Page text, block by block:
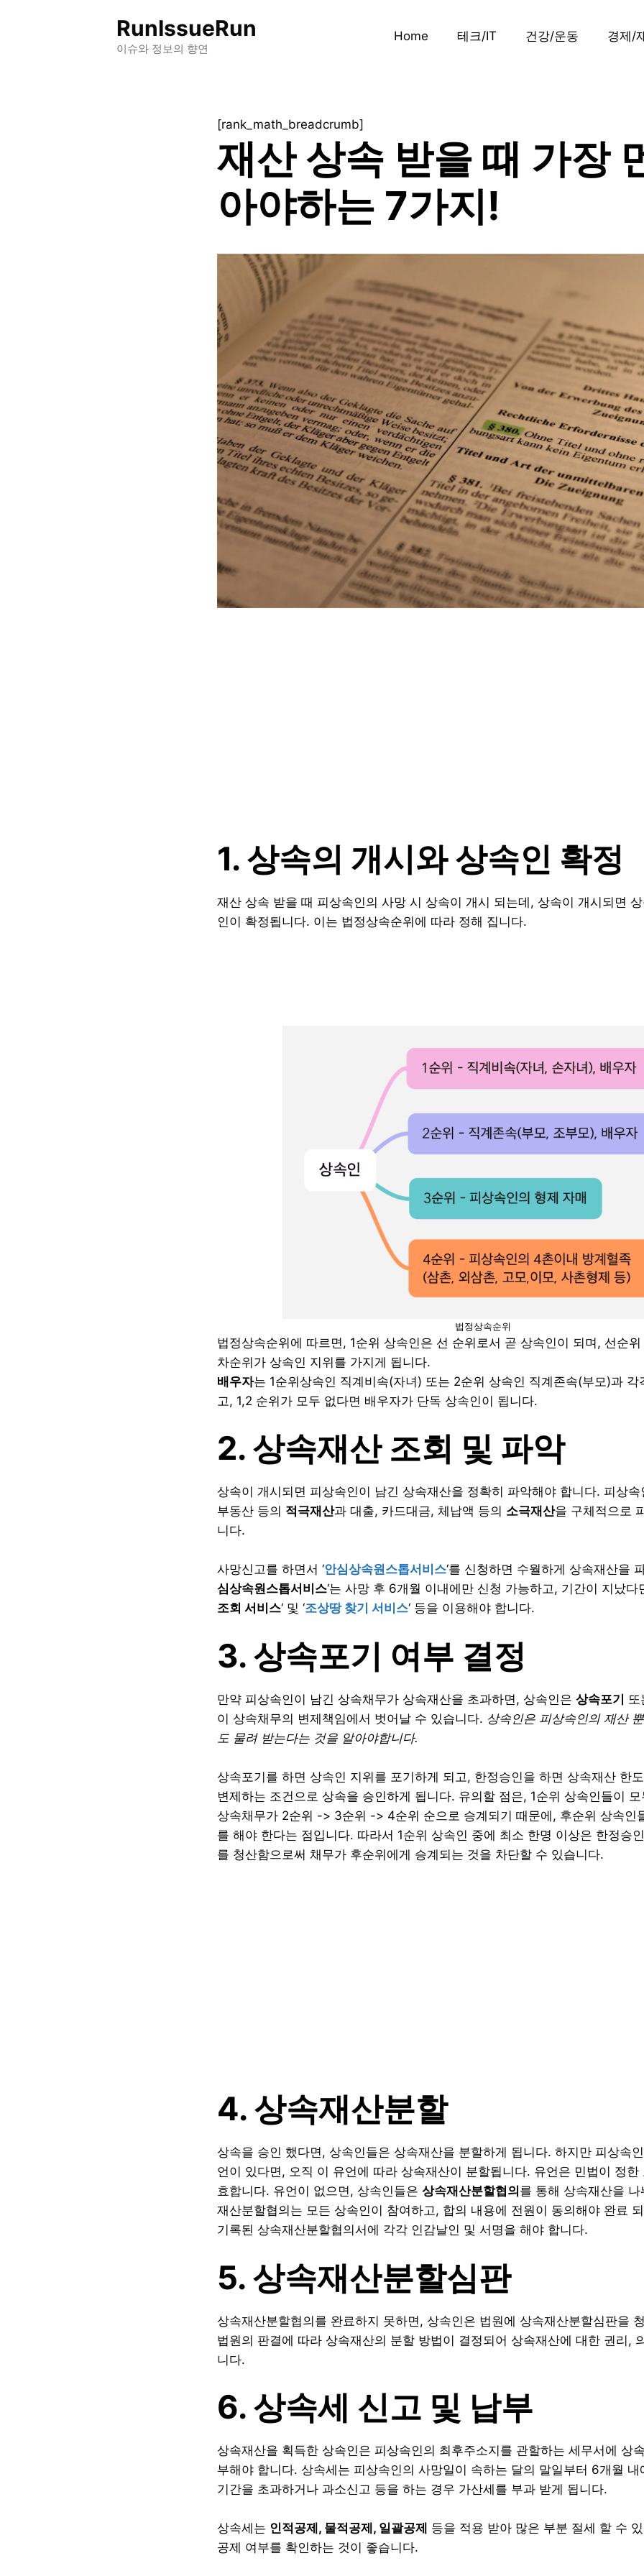
RunIssueRun
이슈와 정보의 향연
Home 테크/IT 건강/운동 경제/
[rank_math_breadcrumb]
재산 상속 받을 때 가장
아야하는 7가지!
1. 상속의 개시와 상속인 확정
재산 상속 받을 때 피상속인의 사망 시 상속이 개시 되는데, 상속이 개시되면
인이 확정됩니다. 이는 법정상속순위에 따라 정해 집니다.
법정상속순위
법정상속순위에 따르면, 1순위 상속인은 선 순위로서 곧 상속인이 되며, 선순
차순위가 상속인 지위를 가지게 됩니다.
배우자는 1순위상속인 직계비속(자녀) 또는 2순위 상속인 직계존속(부모)과 각
고, 1,2 순위가 모두 없다면 배우자가 단독 상속인이 됩니다.
2. 상속재산 조회 및 파악
상속이 개시되면 피상속인이 남긴 상속재산을 정확히 파악해야 합니다. 피상
부동산 등의 적극재산과 대출, 카드대금, 체납액 등의 소극재산을 구체적으로
니다.
사망신고를 하면서 ‘안심상속원스톱서비스‘를 신청하면 수월하게 상속재산을
심상속원스톱서비스‘는 사망 후 6개월 이내에만 신청 가능하고, 기간이 지났다
조회 서비스‘ 및 ‘조상땅 찾기 서비스‘ 등을 이용해야 합니다.
3. 상속포기 여부 결정
만약 피상속인이 남긴 상속채무가 상속재산을 초과하면, 상속인은 상속포기 또
이 상속채무의 변제책임에서 벗어날 수 있습니다. 상속인은 피상속인의 재산
도 물려 받는다는 것을 알아야합니다.
상속포기를 하면 상속인 지위를 포기하게 되고, 한정승인을 하면 상속재산 한
변제하는 조건으로 상속을 승인하게 됩니다. 유의할 점은, 1순위 상속인들이
상속채무가 2순위 -> 3순위 -> 4순위 순으로 승계되기 때문에, 후순위 상속인
를 해야 한다는 점입니다. 따라서 1순위 상속인 중에 최소 한명 이상은 한정승
를 청산함으로써 채무가 후순위에게 승계되는 것을 차단할 수 있습니다.
4. 상속재산분할
상속을 승인 했다면, 상속인들은 상속재산을 분할하게 됩니다. 하지만 피상속
언이 있다면, 오직 이 유언에 따라 상속재산이 분할됩니다. 유언은 민법이 정한
효합니다. 유언이 없으면, 상속인들은 상속재산분할협의 를 통해 상속재산을
재산분할협의는 모든 상속인이 참여하고, 합의 내용에 전원이 동의해야 완료
기록된 상속재산분할협의서에 각각 인감날인 및 서명을 해야 합니다.
5. 상속재산분할심판
상속재산분할협의를 완료하지 못하면, 상속인은 법원에 상속재산분할심판을
법원의 판결에 따라 상속재산의 분할 방법이 결정되어 상속재산에 대한 권리,
니다.
6. 상속세 신고 및 납부
상속재산을 획득한 상속인은 피상속인의 최후주소지를 관할하는 세무서에 상
부해야 합니다. 상속세는 피상속인의 사망일이 속하는 달의 말일부터 6개월 내
기간을 초과하거나 과소신고 등을 하는 경우 가산세를 부과 받게 됩니다.
상속세는 인적공제, 물적공제, 일괄공제 등을 적용 받아 많은 부분 절세 할 수
공제 여부를 확인하는 것이 좋습니다.